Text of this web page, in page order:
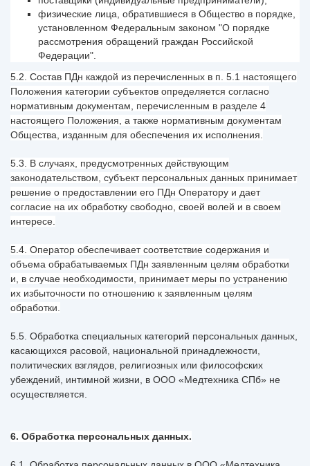
физические лица, обратившиеся в Общество в порядке,
установленном Федеральным законом "О порядке
рассмотрения обращений граждан Российской
Федерации".
5.2. Состав ПДн каждой из перечисленных в п. 5.1 настоящего
Положения категории субъектов определяется согласно
нормативным документам, перечисленным в разделе 4
настоящего Положения, а также нормативным документам
Общества, изданным для обеспечения их исполнения.
5.3. В случаях, предусмотренных действующим
законодательством, субъект персональных данных принимает
решение о предоставлении его ПДн Оператору и дает
согласие на их обработку свободно, своей волей и в своем
интересе.
5.4. Оператор обеспечивает соответствие содержания и
объема обрабатываемых ПДн заявленным целям обработки
и, в случае необходимости, принимает меры по устранению
их избыточности по отношению к заявленным целям
обработки.
5.5. Обработка специальных категорий персональных данных,
касающихся расовой, национальной принадлежности,
политических взглядов, религиозных или философских
убеждений, интимной жизни, в ООО «Медтехника СПб» не
осуществляется.
6. Обработка персональных данных.